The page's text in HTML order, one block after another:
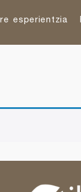
esperientzia